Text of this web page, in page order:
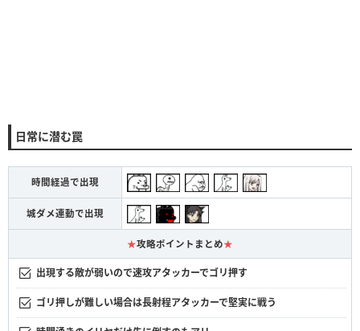
日常に潜む罠
時間経過で出現
城ダメ連動で出現
★攻略ポイントまとめ★
出現する敵が弱いので速攻アタッカーでゴリ押す
ゴリ押しが難しい場合は長射程アタッカーで堅実に戦う